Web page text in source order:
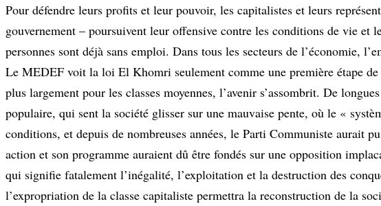
Pour défendre leurs profits et leur pouvoir, les capitalistes et leurs
gouvernement – poursuivent leur offensive contre les conditions de vie
personnes sont déjà sans emploi. Dans tous les secteurs de l’économie,
Le MEDEF voit la loi El Khomri seulement comme une première étape
plus largement pour les classes moyennes, l’avenir s’assombrit. De
populaire, qui sent la société glisser sur une mauvaise pente, où le «
conditions, et depuis de nombreuses années, le Parti Communiste aurait
action et son programme auraient dû être fondés sur une opposition
qui signifie fatalement l’inégalité, l’exploitation et la destruction des
l’expropriation de la classe capitaliste permettra la reconstruction de la